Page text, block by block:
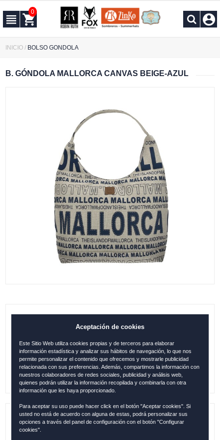
0
INICIO / BOLSO GONDOLA
B. GÓNDOLA MALLORCA CANVAS BEIGE-AZUL
B. GÓNDOLA MALLORCA CANVAS
24.95€
Referencia: MALL025
Aceptación de cookies
Este Sitio Web utiliza cookies propias y de terceros para elaborar
información estadística y analizar sus hábitos de navegación, lo que nos
permite personalizar el contenido que ofrecemos y mostrarle publicidad
relacionada con sus preferencias. Además, compartimos la información con
nuestros colaboradores de redes sociales, publicidad y análisis web,
quienes podrán utilizar la información recopilada y combinarla con otra
información que les haya proporcionado.
Para aceptar su uso puede hacer click en el botón "Aceptar cookies". Si
usted no está de acuerdo con alguna de estas, podrá personalizar sus
opciones a través del panel de configuración con el botón "Configurar
cookies".